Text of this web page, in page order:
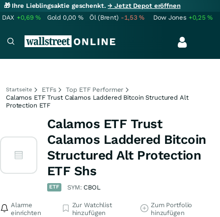
🎁 Ihre Lieblingsaktie geschenkt.→ Jetzt Depot eröffnen
DAX +0,69% Gold 0,00 % Öl (Brent) -1,53% Dow Jones +0,25%
Startseite ETFs
Top ETF Performer
Calamos ETF Trust Calamos Laddered Bitcoin Structured Alt
Protection ETF
Calamos ETF Trust
Calamos Laddered Bitcoin
Structured Alt Protection
ETF Shs
ETF SYM: CBOL
Alarme
einrichten
Zur Watchlist
hinzufügen
Zum Portfolio
hinzufügen